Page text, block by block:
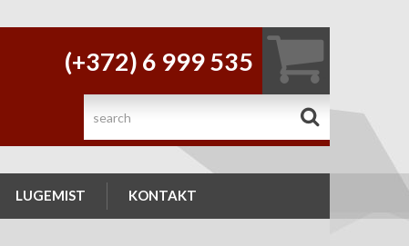
(+372) 6 999 535
LUGEMIST KONTAKT